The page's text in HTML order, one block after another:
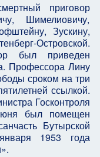
приговор
Шимелиовичу,
Зускину,
был приведен
Профессора Лину
сроком на три
ссылкой.
Госконтроля
был помещен
Бутырской
1953 года